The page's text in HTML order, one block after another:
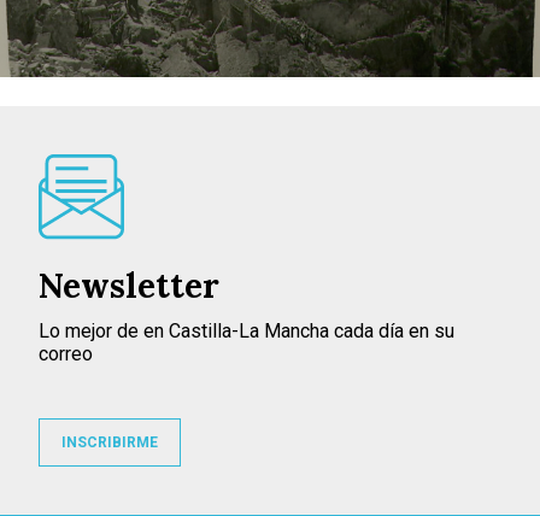
Newsletter
Lo mejor de en Castilla-La Mancha cada día en su
correo
INSCRIBIRME